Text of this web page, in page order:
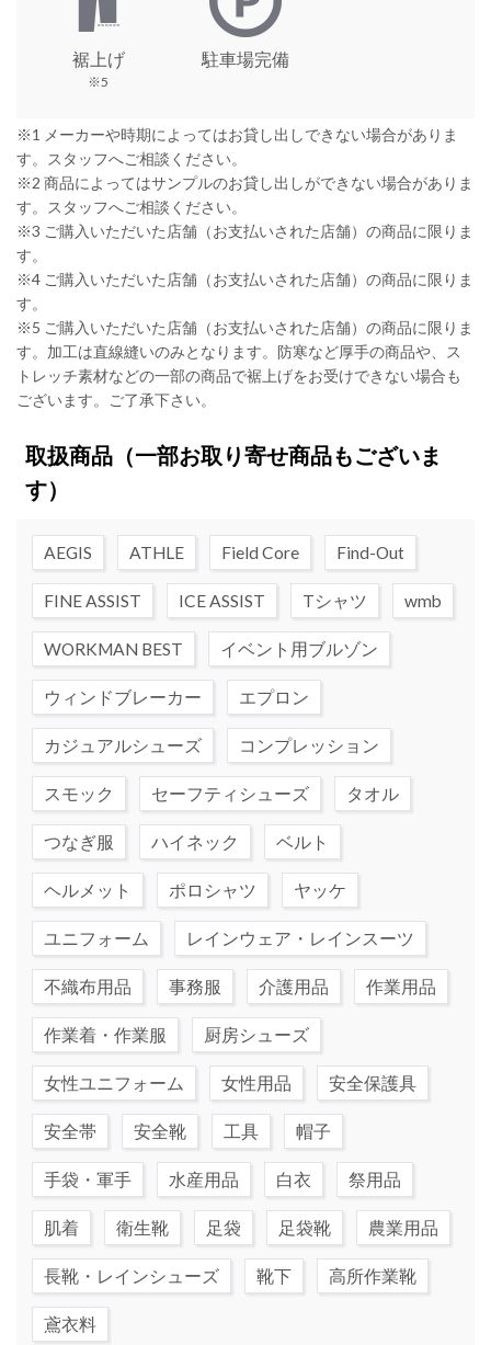
裾上げ
※5
駐車場完備
※1 メーカーや時期によってはお貸し出しできない場合がありま
す。スタッフへご相談ください。
※2 商品によってはサンプルのお貸し出しができない場合がありま
す。スタッフへご相談ください。
※3 ご購入いただいた店舗（お支払いされた店舗）の商品に限りま
す。
※4 ご購入いただいた店舗（お支払いされた店舗）の商品に限りま
す。
※5 ご購入いただいた店舗（お支払いされた店舗）の商品に限りま
す。加工は直線縫いのみとなります。防寒など厚手の商品や、ス
トレッチ素材などの一部の商品で裾上げをお受けできない場合も
ございます。ご了承下さい。
取扱商品（一部お取り寄せ商品もございま
す）
AEGIS ATHLE Field Core Find-Out
FINE ASSIST ICE ASSIST Tシャツ wmb
WORKMAN BEST イベント用ブルゾン
ウィンドブレーカー エプロン
カジュアルシューズ コンプレッション
スモック セーフティシューズ タオル
つなぎ服 ハイネック ベルト
ヘルメット ポロシャツ ヤッケ
ユニフォーム レインウェア・レインスーツ
不織布用品 事務服 介護用品 作業用品
作業着・作業服 厨房シューズ
女性ユニフォーム 女性用品 安全保護具
安全帯 安全靴 工具 帽子
手袋・軍手 水産用品 白衣 祭用品
肌着 衛生靴 足袋 足袋靴 農業用品
長靴・レインシューズ 靴下 高所作業靴
鳶衣料